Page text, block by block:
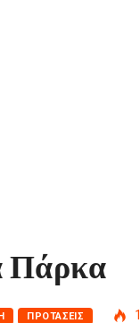
Πάρκα
ΠΡΟΤΆΣΕΙΣ